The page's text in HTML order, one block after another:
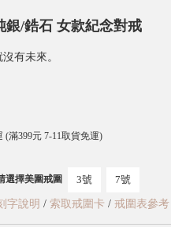
銀/鋯石 女款紀念對戒
有未來。
(滿399元 7-11取貨免運)
選擇美圍戒圍 3號 7號
字說明 / 索取戒圍卡 / 戒圍表參考